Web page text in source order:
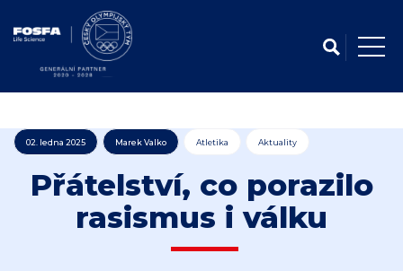
02. ledna 2025 Marek Valko Atletika Aktuality
Přátelství, co porazilo
rasismus i válku